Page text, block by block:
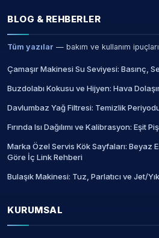
BLOG & REHBERLER
Tüm yazılar — bakım ve kullanım ipuçları
Çamaşır Makinesi Su Seviyesi: Basınç,
Buzdolabı Kokusu ve Hijyen: Hava
Davlumbaz Yağ Filtresi: Temizlik
Fırında Isı Dağılımı ve Kalibrasyon: Eşit
Marka Özel Servis Kök Sayfaları: Beyaz
Göre İç Link Rehberi
Bulaşık Makinesi: Tuz, Parlatıcı ve Jet/
KURUMSAL